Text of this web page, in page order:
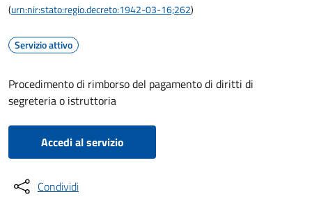
(urn:nir:stato:regio.decreto:1942-03-16;262)
Servizio attivo
Procedimento di rimborso del pagamento di diritti di
segreteria o istruttoria
Accedi al servizio
Condividi